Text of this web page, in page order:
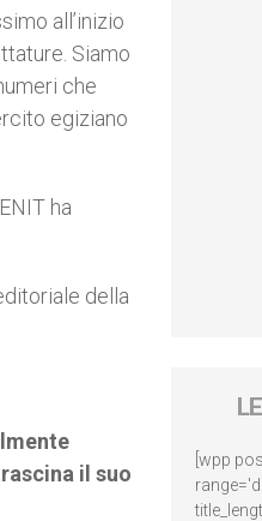
all’inizio
Siamo
che
egiziano
ha
della
il suo
[wpp